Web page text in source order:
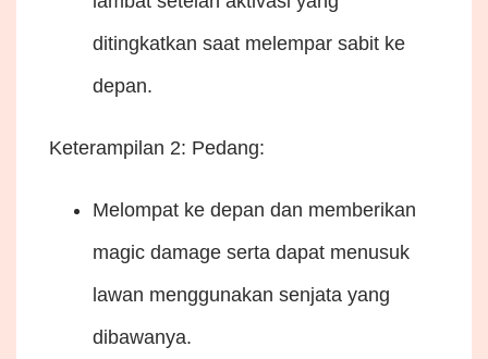
ditingkatkan saat melempar sabit ke
depan.
Keterampilan 2: Pedang:
Melompat ke depan dan memberikan
magic damage serta dapat menusuk
lawan menggunakan senjata yang
dibawanya.